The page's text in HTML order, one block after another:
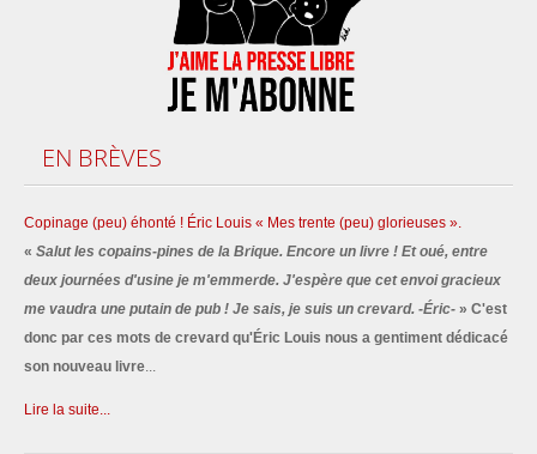
EN BRÈVES
Copinage (peu) éhonté ! Éric Louis « Mes trente (peu) glorieuses ».
« Salut les copains-pines de la Brique. Encore un livre ! Et oué, entre
deux journées d'usine je m'emmerde. J'espère que cet envoi gracieux
me vaudra une putain de pub ! Je sais, je suis un crevard. -Éric- » C'est
donc par ces mots de crevard qu'Éric Louis nous a gentiment dédicacé
son nouveau livre...
Lire la suite...